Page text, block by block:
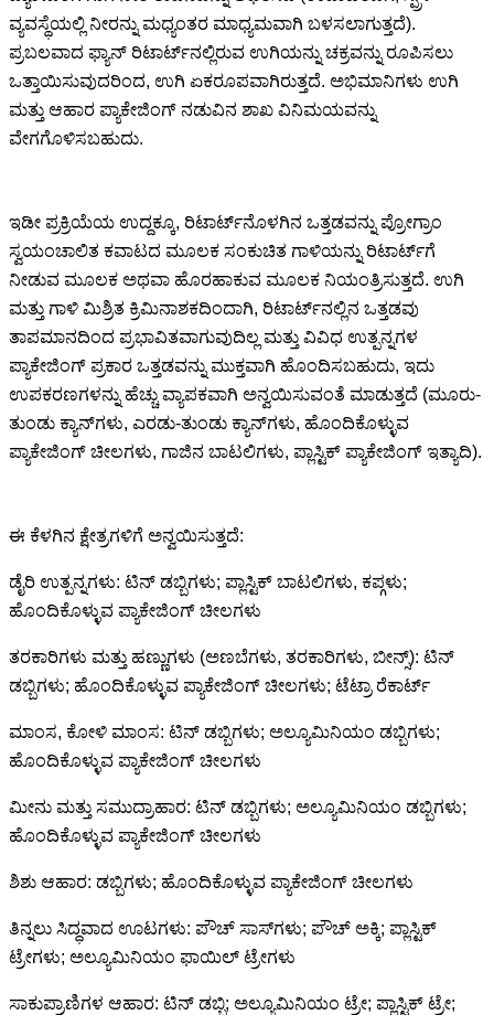
ವ್ಯವಸ್ಥೆಯಲ್ಲಿ ನೀರನ್ನು ಮಧ್ಯಂತರ ಮಾಧ್ಯಮವಾಗಿ ಬಳಸಲಾಗುತ್ತದೆ).
ಪ್ರಬಲವಾದ ಫ್ಯಾನ್ ರಿಟಾರ್ಟ್‌ನಲ್ಲಿರುವ ಉಗಿಯನ್ನು ಚಕ್ರವನ್ನು ರೂಪಿಸಲು
ಒತ್ತಾಯಿಸುವುದರಿಂದ, ಉಗಿ ಏಕರೂಪವಾಗಿರುತ್ತದೆ. ಅಭಿಮಾನಿಗಳು ಉಗಿ
ಮತ್ತು ಆಹಾರ ಪ್ಯಾಕೇಜಿಂಗ್ ನಡುವಿನ ಶಾಖ ವಿನಿಮಯವನ್ನು
ವೇಗಗೊಳಿಸಬಹುದು.
ಇಡೀ ಪ್ರಕ್ರಿಯೆಯ ಉದ್ದಕ್ಕೂ, ರಿಟಾರ್ಟ್‌ನೊಳಗಿನ ಒತ್ತಡವನ್ನು ಪ್ರೋಗ್ರಾಂ
ಸ್ವಯಂಚಾಲಿತ ಕವಾಟದ ಮೂಲಕ ಸಂಕುಚಿತ ಗಾಳಿಯನ್ನು ರಿಟಾರ್ಟ್‌ಗೆ
ನೀಡುವ ಮೂಲಕ ಅಥವಾ ಹೊರಹಾಕುವ ಮೂಲಕ ನಿಯಂತ್ರಿಸುತ್ತದೆ. ಉಗಿ
ಮತ್ತು ಗಾಳಿ ಮಿಶ್ರಿತ ಕ್ರಿಮಿನಾಶಕದಿಂದಾಗಿ, ರಿಟಾರ್ಟ್‌ನಲ್ಲಿನ ಒತ್ತಡವು
ತಾಪಮಾನದಿಂದ ಪ್ರಭಾವಿತವಾಗುವುದಿಲ್ಲ ಮತ್ತು ವಿವಿಧ ಉತ್ಪನ್ನಗಳ
ಪ್ಯಾಕೇಜಿಂಗ್ ಪ್ರಕಾರ ಒತ್ತಡವನ್ನು ಮುಕ್ತವಾಗಿ ಹೊಂದಿಸಬಹುದು, ಇದು
ಉಪಕರಣಗಳನ್ನು ಹೆಚ್ಚು ವ್ಯಾಪಕವಾಗಿ ಅನ್ವಯಿಸುವಂತೆ ಮಾಡುತ್ತದೆ (ಮೂರು-
ತುಂಡು ಕ್ಯಾನ್‌ಗಳು, ಎರಡು-ತುಂಡು ಕ್ಯಾನ್‌ಗಳು, ಹೊಂದಿಕೊಳ್ಳುವ
ಪ್ಯಾಕೇಜಿಂಗ್ ಚೀಲಗಳು, ಗಾಜಿನ ಬಾಟಲಿಗಳು, ಪ್ಲಾಸ್ಟಿಕ್ ಪ್ಯಾಕೇಜಿಂಗ್ ಇತ್ಯಾದಿ).
ಈ ಕೆಳಗಿನ ಕ್ಷೇತ್ರಗಳಿಗೆ ಅನ್ವಯಿಸುತ್ತದೆ:
ಡೈರಿ ಉತ್ಪನ್ನಗಳು: ಟಿನ್ ಡಬ್ಬಿಗಳು; ಪ್ಲಾಸ್ಟಿಕ್ ಬಾಟಲಿಗಳು, ಕಪ್ಗಳು;
ಹೊಂದಿಕೊಳ್ಳುವ ಪ್ಯಾಕೇಜಿಂಗ್ ಚೀಲಗಳು
ತರಕಾರಿಗಳು ಮತ್ತು ಹಣ್ಣುಗಳು (ಅಣಬೆಗಳು, ತರಕಾರಿಗಳು, ಬೀನ್ಸ್): ಟಿನ್
ಡಬ್ಬಿಗಳು; ಹೊಂದಿಕೊಳ್ಳುವ ಪ್ಯಾಕೇಜಿಂಗ್ ಚೀಲಗಳು; ಟೆಟ್ರಾ ರೆಕಾರ್ಟ್
ಮಾಂಸ, ಕೋಳಿ ಮಾಂಸ: ಟಿನ್ ಡಬ್ಬಿಗಳು; ಅಲ್ಯೂಮಿನಿಯಂ ಡಬ್ಬಿಗಳು;
ಹೊಂದಿಕೊಳ್ಳುವ ಪ್ಯಾಕೇಜಿಂಗ್ ಚೀಲಗಳು
ಮೀನು ಮತ್ತು ಸಮುದ್ರಾಹಾರ: ಟಿನ್ ಡಬ್ಬಿಗಳು; ಅಲ್ಯೂಮಿನಿಯಂ ಡಬ್ಬಿಗಳು;
ಹೊಂದಿಕೊಳ್ಳುವ ಪ್ಯಾಕೇಜಿಂಗ್ ಚೀಲಗಳು
ಶಿಶು ಆಹಾರ: ಡಬ್ಬಿಗಳು; ಹೊಂದಿಕೊಳ್ಳುವ ಪ್ಯಾಕೇಜಿಂಗ್ ಚೀಲಗಳು
ತಿನ್ನಲು ಸಿದ್ಧವಾದ ಊಟಗಳು: ಪೌಚ್ ಸಾಸ್‌ಗಳು; ಪೌಚ್ ಅಕ್ಕಿ; ಪ್ಲಾಸ್ಟಿಕ್
ಟ್ರೇಗಳು; ಅಲ್ಯೂಮಿನಿಯಂ ಫಾಯಿಲ್ ಟ್ರೇಗಳು
ಸಾಕುಪ್ರಾಣಿಗಳ ಆಹಾರ: ಟಿನ್ ಡಬ್ಬಿ; ಅಲ್ಯೂಮಿನಿಯಂ ಟ್ರೇ; ಪ್ಲಾಸ್ಟಿಕ್ ಟ್ರೇ;